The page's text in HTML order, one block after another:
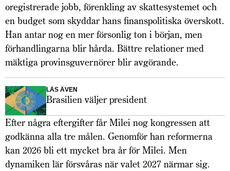
oregistrerade jobb, förenkling av skattesystemet och
en budget som skyddar hans finanspolitiska överskott.
Han antar nog en mer försonlig ton i början, men
förhandlingarna blir hårda. Bättre relationer med
mäktiga provinsguvernörer blir avgörande.
LÄS ÄVEN
Brasilien väljer president
Efter några eftergifter får Milei nog kongressen att
godkänna alla tre målen. Genomför han reformerna
kan 2026 bli ett mycket bra år för Milei. Men
dynamiken lär försvåras när valet 2027 närmar sig.